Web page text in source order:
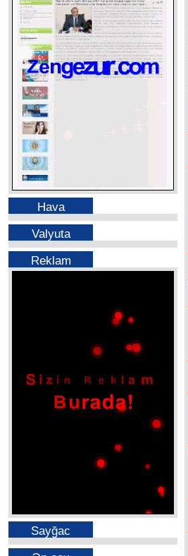
Hava
Valyuta
Reklam
Sayğac